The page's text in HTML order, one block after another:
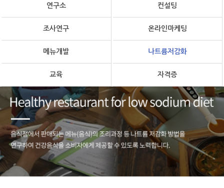
연구소 컨설팅
조사연구 온라인마케팅
메뉴개발 나트륨저감화
교육 자격증